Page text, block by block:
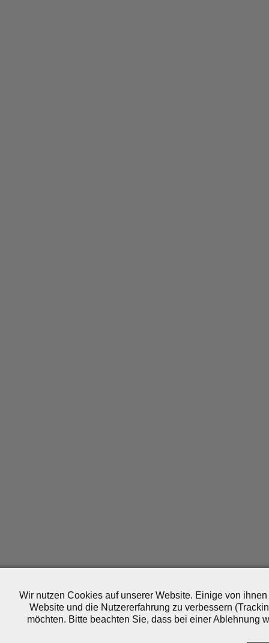
Wir nutzen Cookies auf unserer Website. Einige von
Website und die Nutzererfahrung zu verbessern
möchten. Bitte beachten Sie, dass bei einer Ablehnung